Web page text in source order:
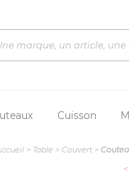
Cuisson
> Table > Couvert>
<